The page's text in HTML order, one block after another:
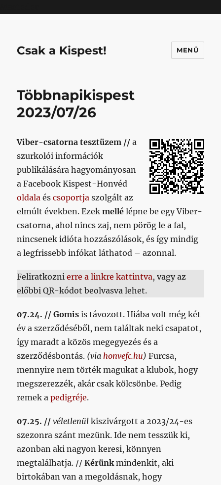
Csak a Kispest! MENÜ
Többnapikispest
2023/07/26
Viber-csatorna tesztüzem // a
szurkolói információk
publikálására hagyományosan
a Facebook Kispest-Honvéd
oldala éscsoportja szolgált az
elmúlt években. Ezekmellé lépne be egy Viber-
csatorna, ahol nincs zaj, nem pörög le a fal,
nincsenek idióta hozzászólások, és így mindig
a legfrissebb infókat láthatod – azonnal.
Feliratkoznierre a linkre kattintva, vagy az
előbbi QR-kódot beolvasva lehet.
07.24. // Gomis is távozott. Hiába volt még két
év a szerződéséből, nem találtak neki csapatot,
így maradt a közös megegyezés és a
szerződésbontás. (viahonvefc.hu) Furcsa,
mennyire nem törték magukat a klubok, hogy
megszerezzék, akár csak kölcsönbe. Pedig
remek apedigréje.
07.25. // véletlenülkiszivárgott a 2023/24-es
szezonra szánt mezünk. Ide nem tesszük ki,
azonban aki nagyon keresi, könnyen
megtalálhatja. //Kérünkmindenkit, aki
birtokában van a megoldásnak, hogy